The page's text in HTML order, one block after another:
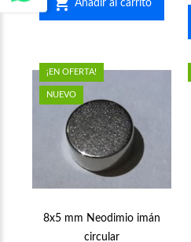
Añadir al carrito
8x5 mm Neodimio imán
circular
¡EN OFERTA!
NUEVO